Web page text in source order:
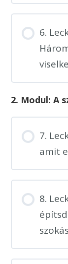
6.
2. Modul: A
7.
amit
8.